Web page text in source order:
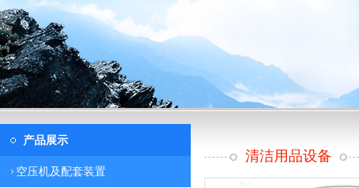
产品展示
空压机及配套装置
清洁用品设备